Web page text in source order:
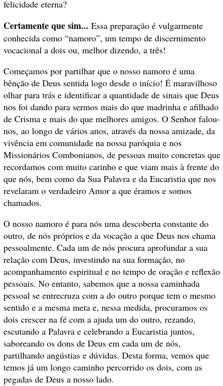
felicidade eterna?
Certamente que sim... Essa preparação é vulgarmente
conhecida como “namoro”, um tempo de discernimento
vocacional a dois ou, melhor dizendo, a três!
Começamos por partilhar que o nosso namoro é uma
bênção de Deus sentida logo desde o início! É maravilhoso
olhar para trás e identificar a quantidade de sinais que Deus
nos foi dando para sermos mais do que madrinha e afilhado
de Crisma e mais do que melhores amigos. O Senhor falou-
nos, ao longo de vários anos, através da nossa amizade, da
vivência em comunidade na nossa paróquia e nos
Missionários Combonianos, de pessoas muito concretas que
recordamos com muito carinho e que viam mais à frente do
que nós, bem como da Sua Palavra e da Eucaristia que nos
revelaram o verdadeiro Amor a que éramos e somos
chamados.
O nosso namoro é para nós uma descoberta constante do
outro, de nós próprios e da vocação a que Deus nos chama
pessoalmente. Cada um de nós procura aprofundar a sua
relação com Deus, investindo na sua formação, no
acompanhamento espiritual e no tempo de oração e reflexão
pessoais. No entanto, sabemos que a nossa caminhada
pessoal se entrecruza com a do outro porque tem o mesmo
sentido e a mesma meta e, nessa medida, procuramos os
dois crescer na fé com a ajuda um do outro, rezando,
escutando a Palavra e celebrando a Eucaristia juntos,
saboreando os dons de Deus em cada um de nós,
partilhando angústias e dúvidas. Desta forma, vemos que
temos já um longo caminho percorrido os dois, com as
pegadas de Deus a nosso lado.